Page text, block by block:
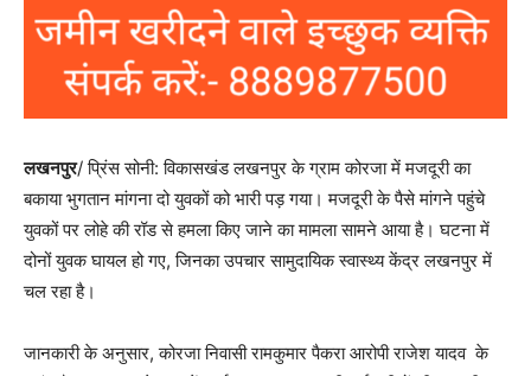
लखनपुर/ प्रिंस सोनी: विकासखंड लखनपुर के ग्राम कोरजा में मजदूरी का
बकाया भुगतान मांगना दो युवकों को भारी पड़ गया। मजदूरी के पैसे मांगने पहुंचे
युवकों पर लोहे की रॉड से हमला किए जाने का मामला सामने आया है। घटना में
दोनों युवक घायल हो गए, जिनका उपचार सामुदायिक स्वास्थ्य केंद्र लखनपुर में
चल रहा है।
जानकारी के अनुसार, कोरजा निवासी रामकुमार पैकरा आरोपी राजेश यादव के